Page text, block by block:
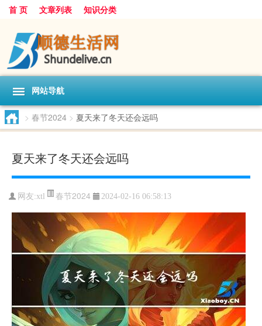
首 页 文章列表 知识分类
网站导航
> 春节2024 > 夏天来了冬天还会远吗
夏天来了冬天还会远吗
网友:xtl 春节2024 2024-02-16 06:58:13